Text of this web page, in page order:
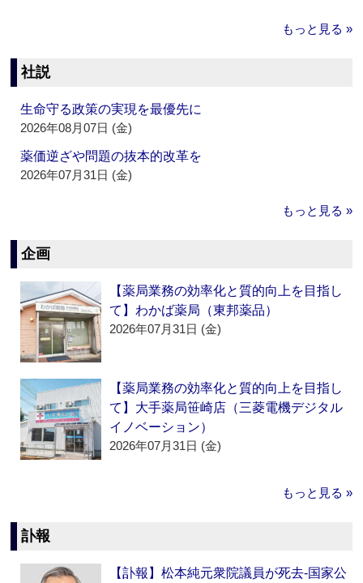
もっと見る »
社説
生命守る政策の実現を最優先に
2026年08月07日 (金)
薬価逆ざや問題の抜本的改革を
2026年07月31日 (金)
もっと見る »
企画
【薬局業務の効率化と質的向上を目指し
て】わかば薬局（東邦薬品）
2026年07月31日 (金)
【薬局業務の効率化と質的向上を目指し
て】大手薬局笹崎店（三菱電機デジタル
イノベーション）
2026年07月31日 (金)
もっと見る »
訃報
【訃報】松本純元衆院議員が死去‐国家公